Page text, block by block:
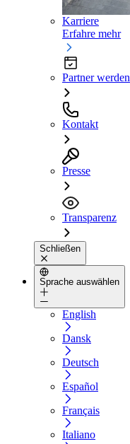
Karriere
Erfahre mehr
Partner werden
Kontakt
Presse
Transparenz
Schließen
Sprache auswählen
English
Dansk
Deutsch
Español
Français
Italiano